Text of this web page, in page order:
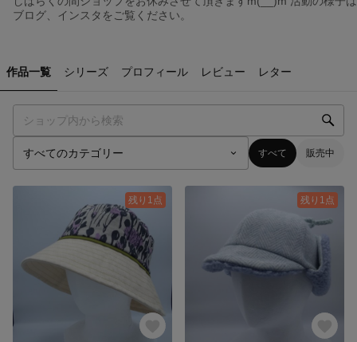
ブログ、インスタをご覧ください。
作品一覧 シリーズ プロフィール レビュー レター
すべて 販売中
残り1点 残り1点